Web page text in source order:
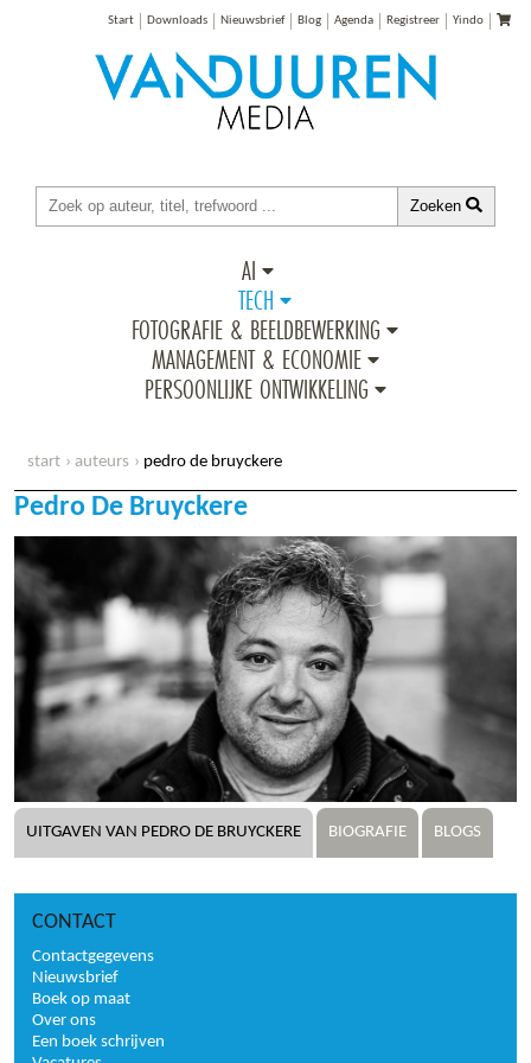
Start Downloads Nieuwsbrief Blog Agenda Registreer Yindo
Zoeken
AI
TECH
FOTOGRAFIE & BEELDBEWERKING
MANAGEMENT & ECONOMIE
PERSOONLIJKE ONTWIKKELING
start auteurs pedro de bruyckere
Pedro De Bruyckere
UITGAVEN VAN PEDRO DE BRUYCKERE BIOGRAFIE BLOGS
CONTACT
Contactgegevens
Nieuwsbrief
Boek op maat
Over ons
Een boek schrijven